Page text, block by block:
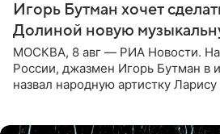
Игорь Бутман хочет
Долиной новую
МОСКВА, 8 авг — РИА Новости.
России, джазмен Игорь Бутман в
назвал народную артистку